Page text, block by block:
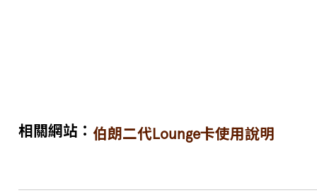
相關網站： 伯朗二代Lounge卡使用說明